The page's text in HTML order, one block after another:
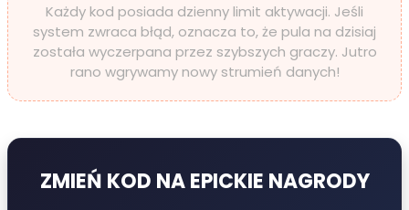
Każdy kod posiada dzienny limit aktywacji. Jeśli
system zwraca błąd, oznacza to, że pula na dzisiaj
została wyczerpana przez szybszych graczy. Jutro
rano wgrywamy nowy strumień danych!
ZMIEŃ KOD NA EPICKIE NAGRODY